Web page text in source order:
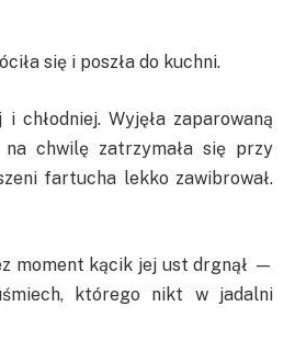
się i poszła do kuchni.
chłodniej. Wyjęła zaparowaną
chwilę zatrzymała się przy
fartucha lekko zawibrował.
moment kącik jej ust drgnął —
którego nikt w jadalni